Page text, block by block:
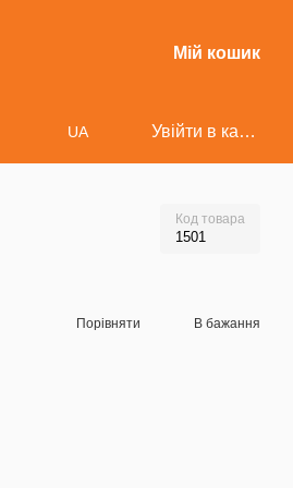
Мій кошик
UA Увійти в кабінет
Код товара
1501
Порівняти В бажання